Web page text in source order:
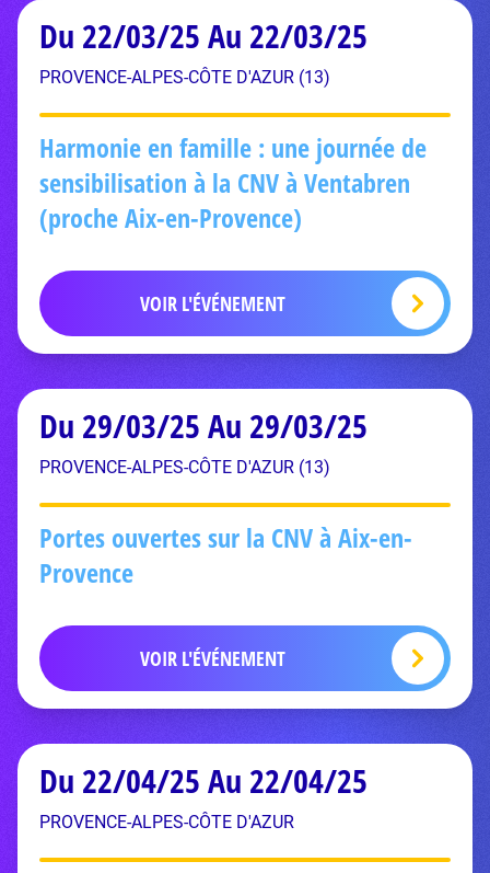
Du 22/03/25 Au 22/03/25
PROVENCE-ALPES-CÔTE D'AZUR (13)
Harmonie en famille : une journée de
sensibilisation à la CNV à Ventabren
(proche Aix-en-Provence)
VOIR L'ÉVÉNEMENT
Du 29/03/25 Au 29/03/25
PROVENCE-ALPES-CÔTE D'AZUR (13)
Portes ouvertes sur la CNV à Aix-en-
Provence
VOIR L'ÉVÉNEMENT
Du 22/04/25 Au 22/04/25
PROVENCE-ALPES-CÔTE D'AZUR